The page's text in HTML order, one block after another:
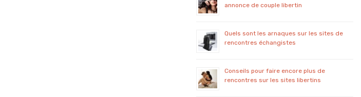
annonce de couple libertin
Quels sont les arnaques sur les sites de
rencontres échangistes
Conseils pour faire encore plus de
rencontres sur les sites libertins